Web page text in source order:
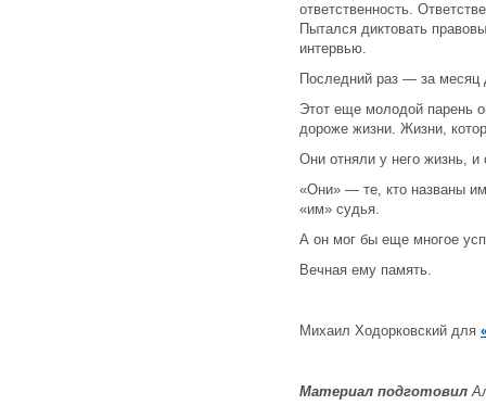
ответственность.
Пытался диктовать
интервью.
Последний раз — за месяц
Этот еще молодой парень
дороже жизни. Жизни,
Они отняли у него жизнь,
«Они» — те, кто названы
«им» судья.
А он мог бы еще многое
Вечная ему память.
Михаил Ходорковский для
Материал подготовил